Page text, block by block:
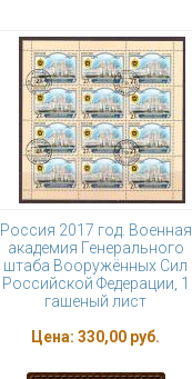
Россия 2017 год. Военная
академия Генерального
штаба Вооружённых Сил
Российской Федерации, 1
гашеный лист
Цена: 330,00 руб.